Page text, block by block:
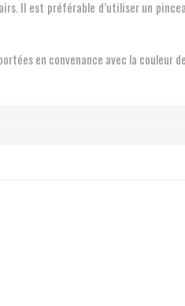
Il est préférable d’utiliser un
en convenance avec la couleur